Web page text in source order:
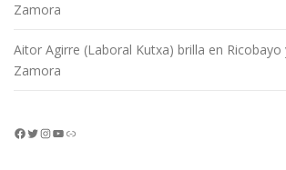
Zamora
Aitor Agirre (Laboral Kutxa) brilla en Ricobayo
Zamora
Facebook Twitter InstagramYouTube Enlace